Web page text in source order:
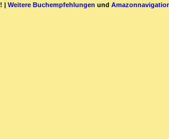
! | Weitere Buchempfehlungen und